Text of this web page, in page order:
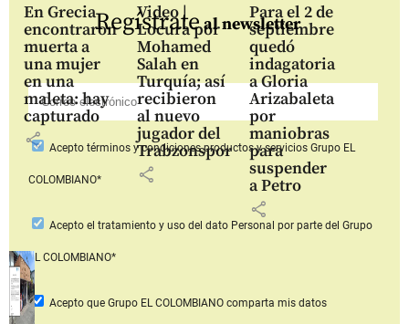
En Grecia
encontraron
muerta a
una mujer
en una
maleta: hay
capturado
share
Video |
Locura por
Mohamed
Salah en
Turquía; así
recibieron
al nuevo
jugador del
Trabzonspor
share
Para el 2 de
septiembre
quedó
indagatoria
a Gloria
Arizabaleta
por
maniobras
para
suspender
a Petro
share
Regístrateal newsletter
Aceptotérminos y condiciones productos y serviciosGrupo EL
COLOMBIANO*
Acepto el tratamiento y uso del dato Personal por parte del Grupo
EL COLOMBIANO*
Acepto que Grupo EL COLOMBIANOcomparta mis datos